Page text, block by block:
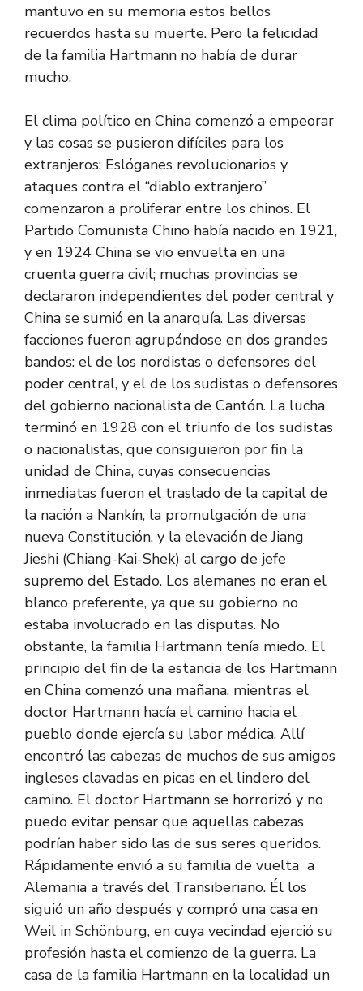
mantuvo en su memoria estos bellos
recuerdos hasta su muerte. Pero la felicidad
de la familia Hartmann no había de durar
mucho.
El clima político en China comenzó a empeorar
y las cosas se pusieron difíciles para los
extranjeros: Eslóganes revolucionarios y
ataques contra el “diablo extranjero”
comenzaron a proliferar entre los chinos. El
Partido Comunista Chino había nacido en 1921,
y en 1924 China se vio envuelta en una
cruenta guerra civil; muchas provincias se
declararon independientes del poder central y
China se sumió en la anarquía. Las diversas
facciones fueron agrupándose en dos grandes
bandos: el de los nordistas o defensores del
poder central, y el de los sudistas o defensores
del gobierno nacionalista de Cantón. La lucha
terminó en 1928 con el triunfo de los sudistas
o nacionalistas, que consiguieron por fin la
unidad de China, cuyas consecuencias
inmediatas fueron el traslado de la capital de
la nación a Nankín, la promulgación de una
nueva Constitución, y la elevación de Jiang
Jieshi (Chiang-Kai-Shek) al cargo de jefe
supremo del Estado. Los alemanes no eran el
blanco preferente, ya que su gobierno no
estaba involucrado en las disputas. No
obstante, la familia Hartmann tenía miedo. El
principio del fin de la estancia de los Hartmann
en China comenzó una mañana, mientras el
doctor Hartmann hacía el camino hacia el
pueblo donde ejercía su labor médica. Allí
encontró las cabezas de muchos de sus amigos
ingleses clavadas en picas en el lindero del
camino. El doctor Hartmann se horrorizó y no
puedo evitar pensar que aquellas cabezas
podrían haber sido las de sus seres queridos.
Rápidamente envió a su familia de vuelta a
Alemania a través del Transiberiano. Él los
siguió un año después y compró una casa en
Weil in Schönburg, en cuya vecindad ejerció su
profesión hasta el comienzo de la guerra. La
casa de la familia Hartmann en la localidad un